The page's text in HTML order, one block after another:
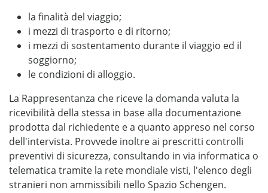
la finalità del viaggio;
i mezzi di trasporto e di ritorno;
i mezzi di sostentamento durante il viaggio ed il
soggiorno;
le condizioni di alloggio.
La Rappresentanza che riceve la domanda valuta la
ricevibilità della stessa in base alla documentazione
prodotta dal richiedente e a quanto appreso nel corso
dell'intervista. Provvede inoltre ai prescritti controlli
preventivi di sicurezza, consultando in via informatica o
telematica tramite la rete mondiale visti, l'elenco degli
stranieri non ammissibili nello Spazio Schengen.